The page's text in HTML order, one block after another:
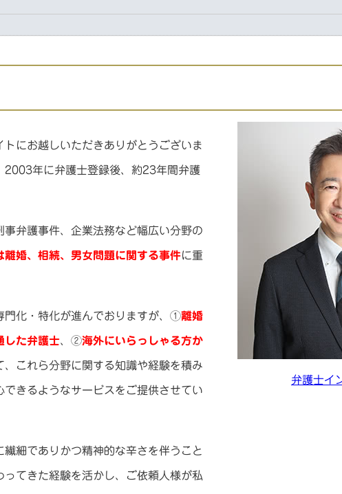
弁護士イ
にお越しいただきありがとうございま
2003年に弁護士登録後、約23年間弁護
弁護事件、企業法務など幅広い分野の
離婚、相続、男女問題に関する事件に重
門化・特化が進んでおりますが、①離婚
した弁護士、②海外にいらっしゃる方か
、これら分野に関する知識や経験を積み
きるようなサービスをご提供させてい
細でありかつ精神的な辛さを伴うこと
てきた経験を活かし、ご依頼人様が私